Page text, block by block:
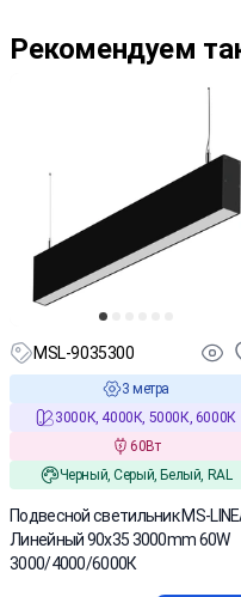
Рекомендуем
MSL-9035300
3 метра
3000К, 4000К, 5000К, 6000К
60Вт
Черный, Серый, Белый, RAL
Подвесной светильник MS-
Линейный 90х35 3000mm 60W
3000/4000/6000К